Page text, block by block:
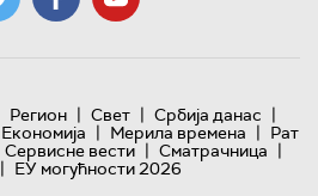
Регион | Свет | Србија данас |
Економија | Мерила времена | Рат
Сервисне вести | Сматрачница |
| ЕУ могућности 2026